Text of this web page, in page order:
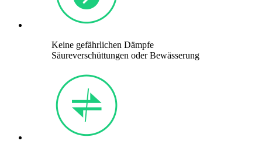
Keine gefährlichen Dämpfe
Säureverschüttungen oder Bewässerung